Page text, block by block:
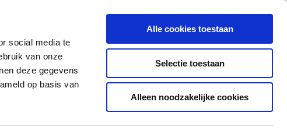
social media te
van onze
deze gegevens
op basis van
Alle cookies toestaan
Selectie toestaan
Alleen noodzakelijke cookies
Kruipruimte inspectie
KRUIPRUIMTE
IN HUIS